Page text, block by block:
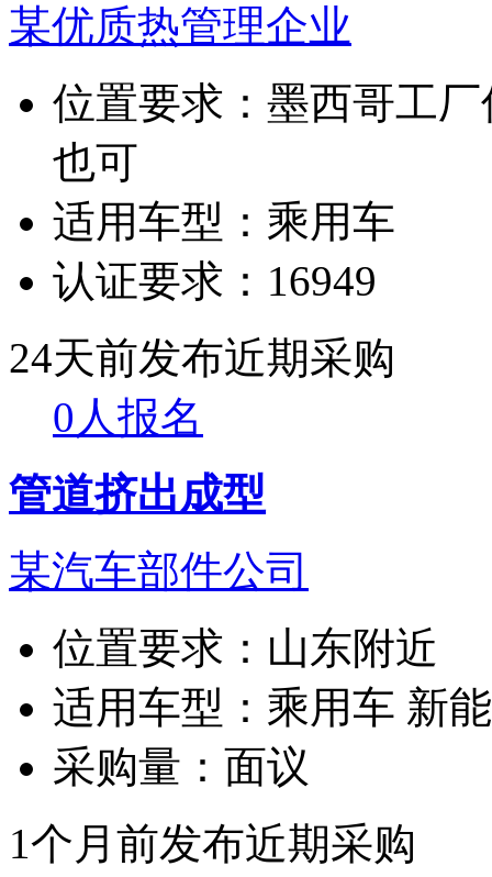
某优质热管理企业
位置要求： 墨西哥工
也可
适用车型： 乘用车
认证要求： 16949
24天前发布近期采购
0人报名
管道挤出成型
某汽车部件公司
位置要求： 山东附近
适用车型： 乘用车 新
采购量： 面议
1个月前发布近期采购